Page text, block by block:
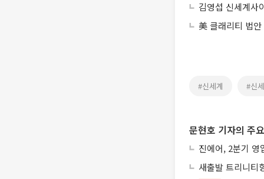
김영섭 신세계사
美 클래리티 법
#신세계 #신
문현호 기자의 주
진에어, 2분기
새출발 트리니티